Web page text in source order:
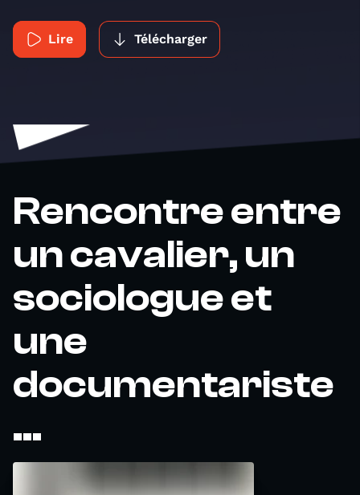
Lire Télécharger
Rencontre entre
un cavalier, un
sociologue et
une
documentariste
...